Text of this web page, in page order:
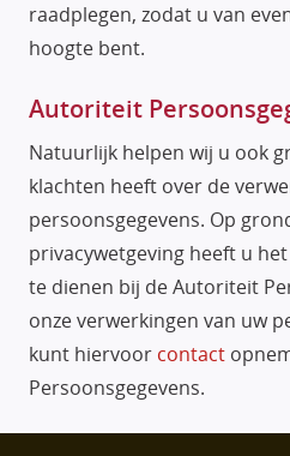
raadplegen, zodat u van
hoogte bent.
Autoriteit
Natuurlijk helpen wij u ook
klachten heeft over de
persoonsgegevens. Op
privacywetgeving heeft u
te dienen bij de Autoriteit
onze verwerkingen van uw
kunt hiervoor contact
Persoonsgegevens.